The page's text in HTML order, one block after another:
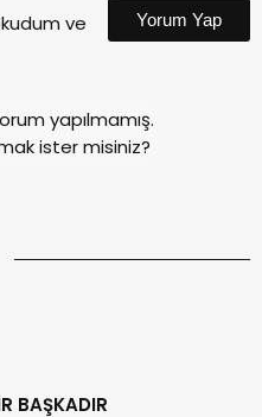
ve
Yorum Yap
yapılmamış.
ister misiniz?
BAŞKADIR